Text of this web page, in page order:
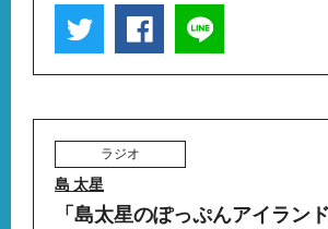
ラジオ
島 太星
「島太星のぽっぷんアイラン